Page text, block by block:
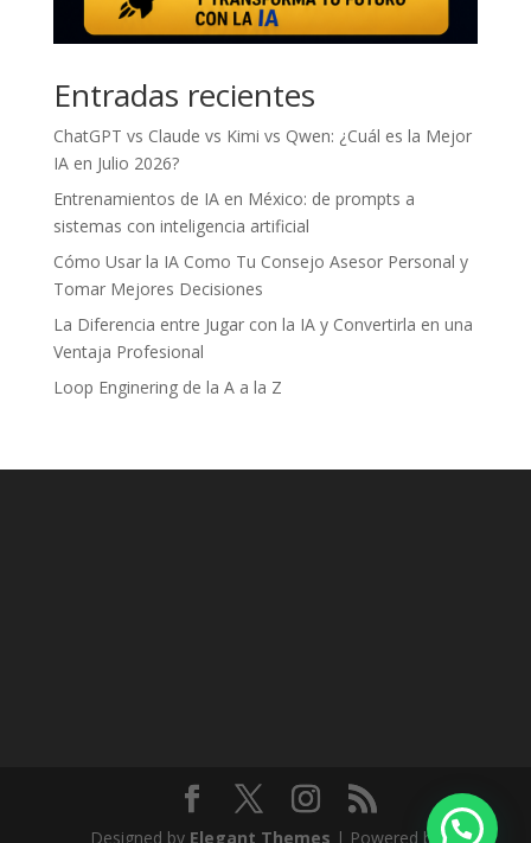
Entradas recientes
ChatGPT vs Claude vs Kimi vs Qwen: ¿Cuál es la Mejor
IA en Julio 2026?
Entrenamientos de IA en México: de prompts a
sistemas con inteligencia artificial
Cómo Usar la IA Como Tu Consejo Asesor Personal y
Tomar Mejores Decisiones
La Diferencia entre Jugar con la IA y Convertirla en una
Ventaja Profesional
Loop Enginering de la A a la Z
Designed by Elegant Themes | Powered by